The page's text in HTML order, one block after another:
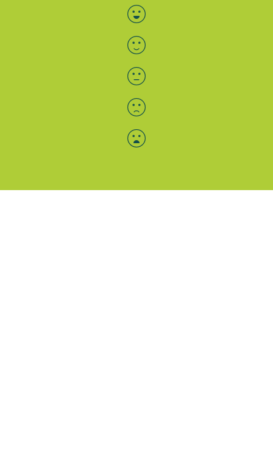
Bewertung auswählen